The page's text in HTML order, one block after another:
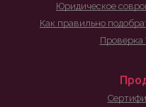
Юридическое
Как правильно
Проверка